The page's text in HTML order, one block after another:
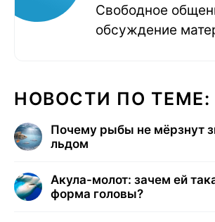
Свободное
обсуждение
НОВОСТИ ПО
Почему рыбы не мёрзнут
льдом
Акула-молот: зачем ей
форма головы?